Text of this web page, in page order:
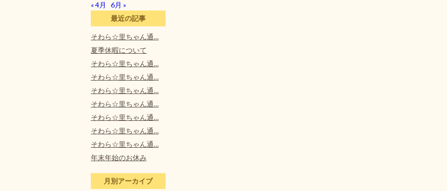
« 4月
6月 »
最近の記事
そわら☆里ちゃん通…
夏季休暇について
そわら☆里ちゃん通…
そわら☆里ちゃん通…
そわら☆里ちゃん通…
そわら☆里ちゃん通…
そわら☆里ちゃん通…
そわら☆里ちゃん通…
そわら☆里ちゃん通…
年末年始のお休み
月別アーカイブ